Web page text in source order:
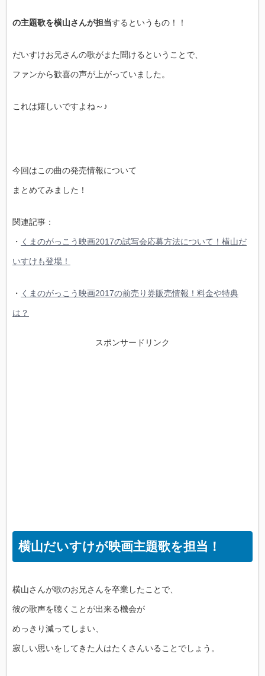
の主題歌を横山さんが担当するというもの！！
だいすけお兄さんの歌がまた聞けるということで、
ファンから歓喜の声が上がっていました。
これは嬉しいですよね～♪
今回はこの曲の発売情報について
まとめてみました！
関連記事：
・ くまのがっこう映画2017の試写会応募方法について！横山だ
いすけも登場！
・ くまのがっこう映画2017の前売り券販売情報！料金や特典
は？
スポンサードリンク
横山だいすけが映画主題歌を担当！
横山さんが歌のお兄さんを卒業したことで、
彼の歌声を聴くことが出来る機会が
めっきり減ってしまい、
寂しい思いをしてきた人はたくさんいることでしょう。